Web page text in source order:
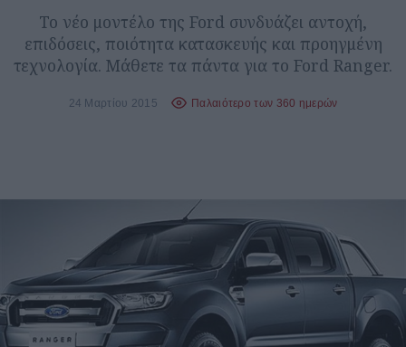
Το νέο μοντέλο της Ford συνδυάζει αντοχή,
επιδόσεις, ποιότητα κατασκευής και προηγμένη
τεχνολογία. Μάθετε τα πάντα για το Ford Ranger.
24 Μαρτίου 2015 Παλαιότερο των 360 ημερών